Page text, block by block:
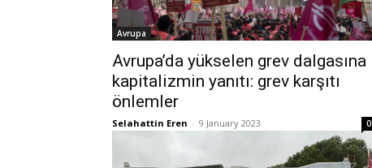
Avrupa
Avrupa’da yükselen grev dalgasına
kapitalizmin yanıtı: grev karşıtı
önlemler
Selahattin Eren - 9 January 2023 0